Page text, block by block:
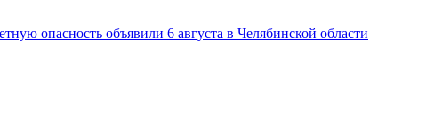
опасность объявили 6 августа в Челябинской области